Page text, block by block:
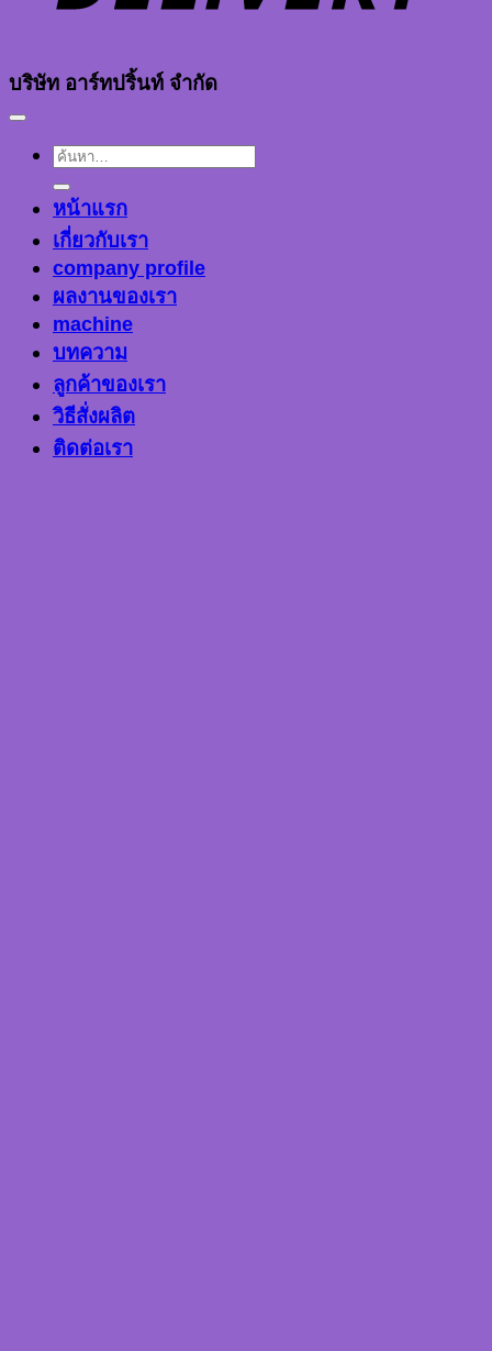
บริษัท อาร์ทปริ้นท์ จำกัด
ค้นหา:
หน้าแรก
เกี่ยวกับเรา
company profile
ผลงานของเรา
machine
บทความ
ลูกค้าของเรา
วิธีสั่งผลิต
ติดต่อเรา